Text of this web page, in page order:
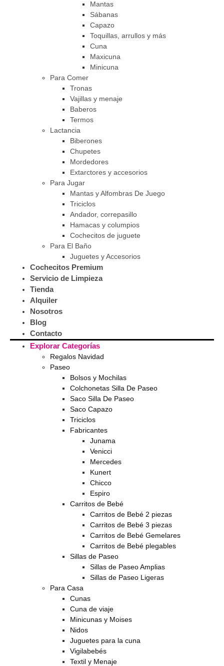
Mantas
Sábanas
Capazo
Toquillas, arrullos y más
Cuna
Maxicuna
Minicuna
Para Comer
Tronas
Vajillas y menaje
Baberos
Termos
Lactancia
Biberones
Chupetes
Mordedores
Extarctores y accesorios
Para Jugar
Mantas y Alfombras De Juego
Triciclos
Andador, correpasillo
Hamacas y columpios
Cochecitos de juguete
Para El Baño
Juguetes y Accesorios
Cochecitos Premium
Servicio de Limpieza
Tienda
Alquiler
Nosotros
Blog
Contacto
Explorar Categorías
Regalos Navidad
Paseo
Bolsos y Mochilas
Colchonetas Silla De Paseo
Saco Silla De Paseo
Saco Capazo
Triciclos
Fabricantes
Junama
Venicci
Mercedes
Kunert
Chicco
Espiro
Carritos de Bebé
Carritos de Bebé 2 piezas
Carritos de Bebé 3 piezas
Carritos de Bebé Gemelares
Carritos de Bebé plegables
Sillas de Paseo
Sillas de Paseo Amplias
Sillas de Paseo Ligeras
Para Casa
Cunas
Cuna de viaje
Minicunas y Moises
Nidos
Juguetes para la cuna
Vigilabebés
Textil y Menaje